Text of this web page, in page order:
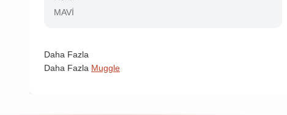
MAVİ
Daha Fazla
Daha Fazla Muggle